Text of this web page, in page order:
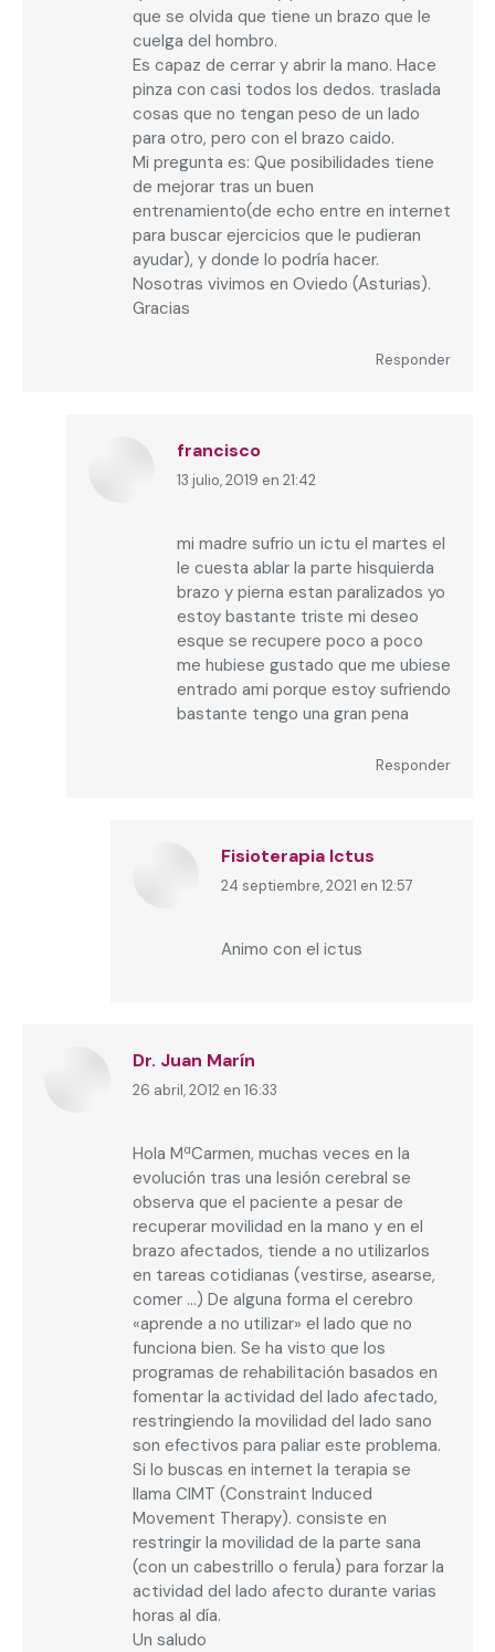
que se olvida que tiene un brazo que le
cuelga del hombro.
Es capaz de cerrar y abrir la mano. Hace
pinza con casi todos los dedos. traslada
cosas que no tengan peso de un lado
para otro, pero con el brazo caido.
Mi pregunta es: Que posibilidades tiene
de mejorar tras un buen
entrenamiento(de echo entre en internet
para buscar ejercicios que le pudieran
ayudar), y donde lo podría hacer.
Nosotras vivimos en Oviedo (Asturias).
Gracias
Responder
francisco
dice:
13 julio, 2019 en 21:42
mi madre sufrio un ictu el martes el
le cuesta ablar la parte hisquierda
brazo y pierna estan paralizados yo
estoy bastante triste mi deseo
esque se recupere poco a poco
me hubiese gustado que me ubiese
entrado ami porque estoy sufriendo
bastante tengo una gran pena
Responder
Fisioterapia Ictus
dice:
24 septiembre, 2021 en 12:57
Animo con el ictus
Dr. Juan Marín
dice:
26 abril, 2012 en 16:33
Hola MªCarmen, muchas veces en la
evolución tras una lesión cerebral se
observa que el paciente a pesar de
recuperar movilidad en la mano y en el
brazo afectados, tiende a no utilizarlos
en tareas cotidianas (vestirse, asearse,
comer …) De alguna forma el cerebro
«aprende a no utilizar» el lado que no
funciona bien. Se ha visto que los
programas de rehabilitación basados en
fomentar la actividad del lado afectado,
restringiendo la movilidad del lado sano
son efectivos para paliar este problema.
Si lo buscas en internet la terapia se
llama CIMT (Constraint Induced
Movement Therapy). consiste en
restringir la movilidad de la parte sana
(con un cabestrillo o ferula) para forzar la
actividad del lado afecto durante varias
horas al día.
Un saludo